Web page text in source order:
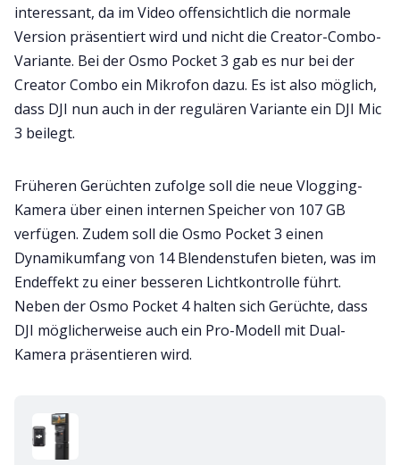
interessant, da im Video offensichtlich die normale
Version präsentiert wird und nicht die Creator-Combo-
Variante. Bei der Osmo Pocket 3 gab es nur bei der
Creator Combo ein Mikrofon dazu. Es ist also möglich,
dass DJI nun auch in der regulären Variante ein DJI Mic
3 beilegt.
Früheren Gerüchten zufolge soll die neue Vlogging-
Kamera über einen internen Speicher von 107 GB
verfügen. Zudem soll die Osmo Pocket 3 einen
Dynamikumfang von 14 Blendenstufen bieten, was im
Endeffekt zu einer besseren Lichtkontrolle führt.
Neben der Osmo Pocket 4 halten sich Gerüchte, dass
DJI möglicherweise auch ein Pro-Modell mit Dual-
Kamera präsentieren wird.